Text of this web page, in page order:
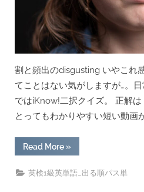
割と頻出のdisgusting いやこれ
てことはない気がしますが…。日
ではiKnow!二択クイズ。 正解は
とってもわかりやすい短い動画
Read More“[用
例
り]’disgust’の
意
»
英検1級英単語_出る順パス単